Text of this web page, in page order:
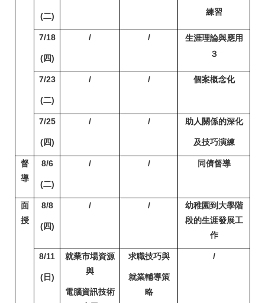
(二)
練習
7/18
(四)
/ /
生涯理論與應用
３
7/23
(二)
/ / 個案概念化
7/25
(四)
/ / 助人關係的深化
及技巧演練
督
導
8/6
(二)
/ / 同儕督導
面
授
8/8
(四)
/ /
幼稚園到大學階
段的生涯發展工
作
8/11
(日)
就業市場資源
與
電腦資訊技術
求職技巧與
就業輔導策
略
/